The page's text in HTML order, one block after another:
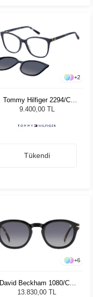
+2
Tommy Hilfiger 2294/C
PJP 52 16 86878 Kadın
9.400,00 TL
Tükendi
+6
David Beckham 1080/CS
WR799 49 Unisex Güneş
13.830,00 TL